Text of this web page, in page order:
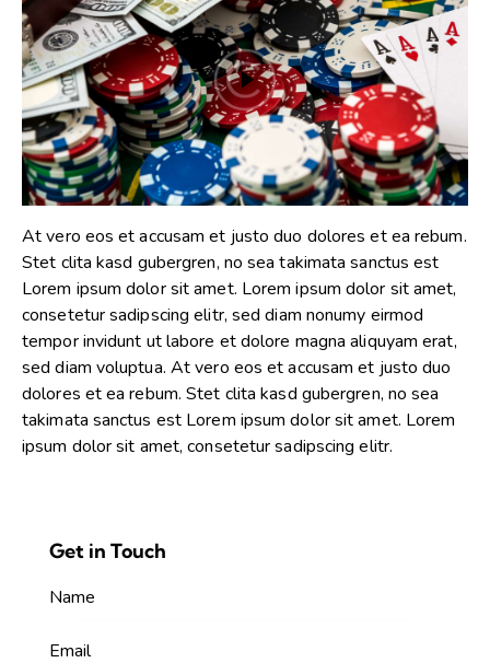
At vero eos et accusam et justo duo dolores et ea rebum.
Stet clita kasd gubergren, no sea takimata sanctus est
Lorem ipsum dolor sit amet. Lorem ipsum dolor sit amet,
consetetur sadipscing elitr, sed diam nonumy eirmod
tempor invidunt ut labore et dolore magna aliquyam erat,
sed diam voluptua. At vero eos et accusam et justo duo
dolores et ea rebum. Stet clita kasd gubergren, no sea
takimata sanctus est Lorem ipsum dolor sit amet. Lorem
ipsum dolor sit amet, consetetur sadipscing elitr.
Get in Touch